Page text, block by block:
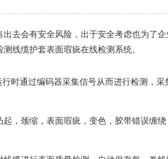
去会有安全风险，出于安全考虑也为了
线缆护套表面瑕疵在线检测系统。
通过编码器采集信号从而进行检测，采
，颈缩，表面瑕疵，变色，胶带错误缠